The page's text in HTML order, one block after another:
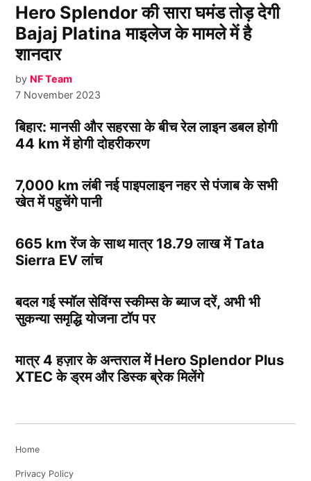
Hero Splendor की सारा घमंड तोड़ देगी
Bajaj Platina माइलेज के मामले में है
शानदार
by NF Team
7 November 2023
बिहार: मानसी और सहरसा के बीच रेल लाइन डबल होगी
44 km में होगी दोहरीकरण
7,000 km लंबी नई पाइपलाइन नहर से पंजाब के सभी
खेत में पहुचेंगे पानी
665 km रेंज के साथ मात्र 18.79 लाख में Tata
Sierra EV लांच
बदल गई स्मॉल सेविंग्स स्कीम्स के ब्याज दरें, अभी भी
सुकन्या समृद्धि योजना टॉप पर
मात्र 4 हज़ार के अन्तराल में Hero Splendor Plus
XTEC के ड्रम और डिस्क ब्रेक मिलेंगे
Home
Privacy Policy